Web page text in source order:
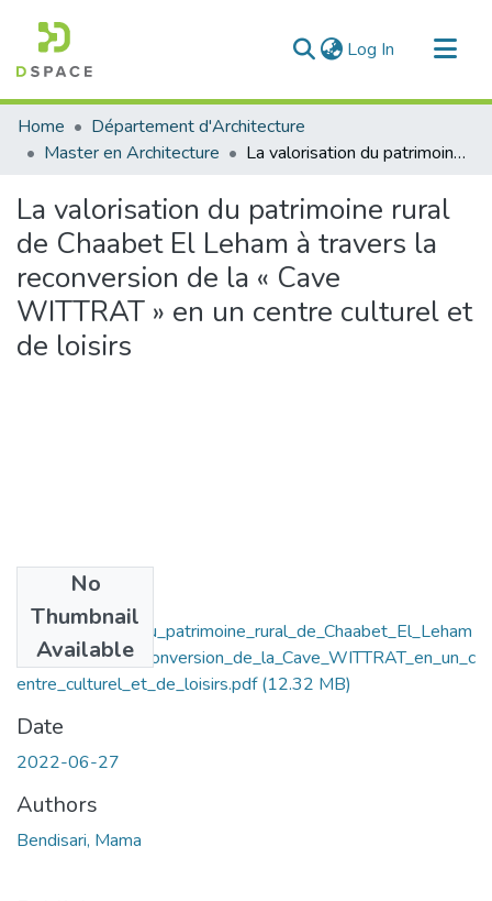
Log In (current)
Communities & Collections
All of DSpace
Home
Département d'Architecture
Master en Architecture
La valorisation du patrimoine rural de Chaabet El Leham à travers la reconversion de la « Cave WITTRAT » en un centre culturel et de loisirs
La valorisation du patrimoine rural
de Chaabet El Leham à travers la
reconversion de la « Cave
WITTRAT » en un centre culturel et
de loisirs
No
Thumbnail
Available
La_valorisation_du_patrimoine_rural_de_Chaabet_El_Leham
_a_travers_la_reconversion_de_la_Cave_WITTRAT_en_un_c
entre_culturel_et_de_loisirs.pdf(12.32 MB)
Date
2022-06-27
Authors
Bendisari, Mama